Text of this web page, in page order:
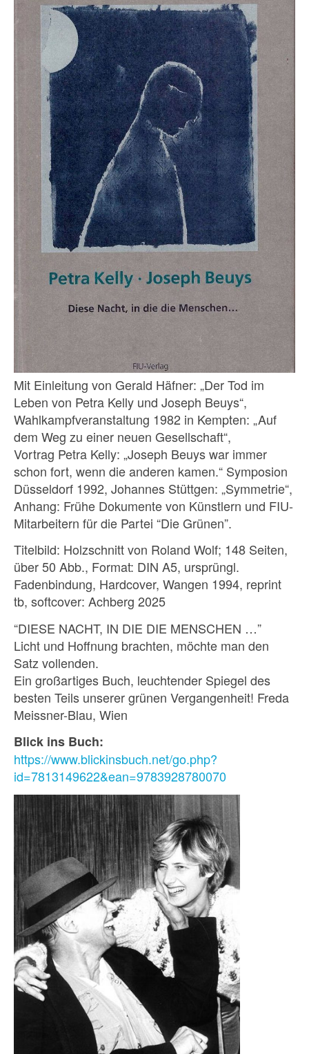
Mit Einleitung von Gerald Häfner: „Der Tod im
Leben von Petra Kelly und Joseph Beuys“,
Wahlkampfveranstaltung 1982 in Kempten: „Auf
dem Weg zu einer neuen Gesellschaft“,
Vortrag Petra Kelly: „Joseph Beuys war immer
schon fort, wenn die anderen kamen.“ Symposion
Düsseldorf 1992, Johannes Stüttgen: „Symmetrie“,
Anhang: Frühe Dokumente von Künstlern und FIU-
Mitarbeitern für die Partei “Die Grünen”.
Titelbild: Holzschnitt von Roland Wolf; 148 Seiten,
über 50 Abb., Format: DIN A5, ursprüngl.
Fadenbindung, Hardcover, Wangen 1994, reprint
tb, softcover: Achberg 2025
“DIESE NACHT, IN DIE DIE MENSCHEN …”
Licht und Hoffnung brachten, möchte man den
Satz vollenden.
Ein großartiges Buch, leuchtender Spiegel des
besten Teils unserer grünen Vergangenheit! Freda
Meissner-Blau, Wien
Blick ins Buch:
https://www.blickinsbuch.net/go.php?
id=7813149622&ean=9783928780070